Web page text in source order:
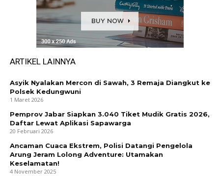
ARTIKEL LAINNYA
Asyik Nyalakan Mercon di Sawah, 3 Remaja Diangkut ke
Polsek Kedungwuni
1 Maret 2026
Pemprov Jabar Siapkan 3.040 Tiket Mudik Gratis 2026,
Daftar Lewat Aplikasi Sapawarga
20 Februari 2026
Ancaman Cuaca Ekstrem, Polisi Datangi Pengelola
Arung Jeram Lolong Adventure: Utamakan
Keselamatan!
4 November 2025